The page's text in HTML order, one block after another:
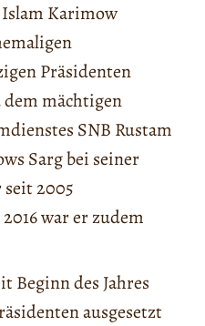
Karimow
Präsidenten
mächtigen
SNB Rustam
Sarg bei seiner
2005
war er zudem
Beginn des Jahres
ausgesetzt